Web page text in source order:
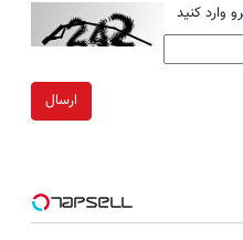
وارد کنید
ارسال